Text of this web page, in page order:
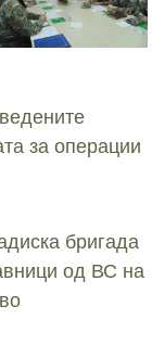
за операции
бригада
од ВС на